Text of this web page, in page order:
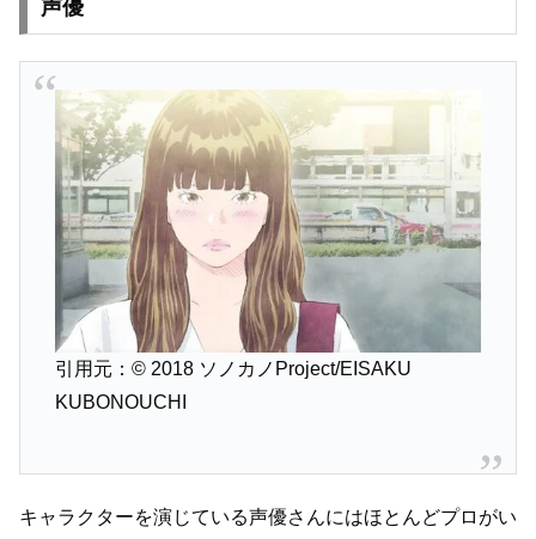
声優
引用元：© 2018 ソノカノProject/EISAKU
KUBONOUCHI
キャラクターを演じている声優さんにはほとんどプロがい